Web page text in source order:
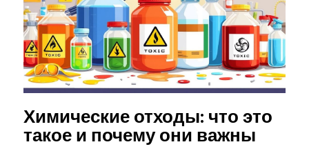
Химические отходы: что это
такое и почему они важны